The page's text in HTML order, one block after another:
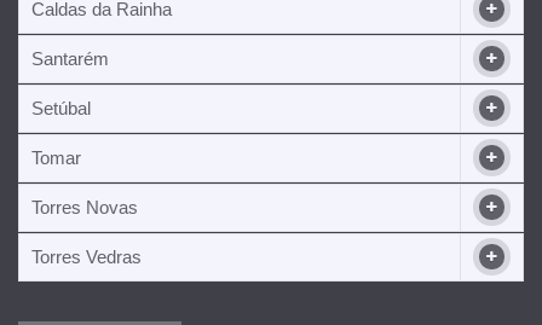
Caldas da Rainha
Santarém
Setúbal
Tomar
Torres Novas
Torres Vedras